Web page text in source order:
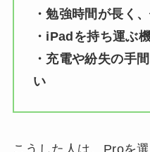
・勉強時間が長く
・iPadを持ち運ぶ
・充電や紛失の手
い